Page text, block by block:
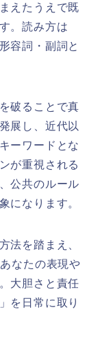
えたうえで既
。読み方は
容詞・副詞と
破ることで真
展し、近代以
ーワードとな
が重視される
公共のルール
になります。
法を踏まえ、
なたの表現や
大胆さと責任
を日常に取り